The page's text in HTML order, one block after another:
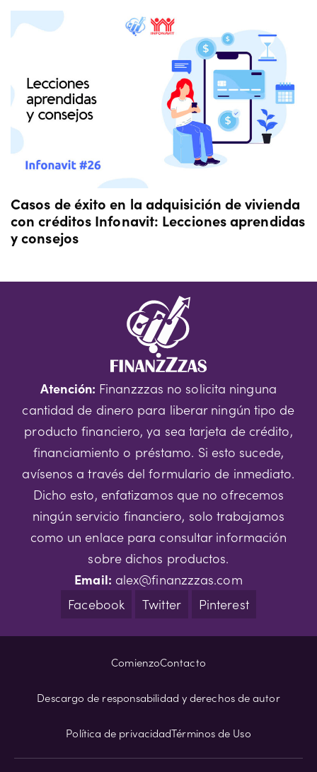
Casos de éxito en la adquisición de vivienda
con créditos Infonavit: Lecciones aprendidas
y consejos
Atención: Finanzzzas no solicita ninguna
cantidad de dinero para liberar ningún tipo de
producto financiero, ya sea tarjeta de crédito,
financiamiento o préstamo. Si esto sucede,
avísenos a través del formulario de inmediato.
Dicho esto, enfatizamos que no ofrecemos
ningún servicio financiero, solo trabajamos
como un enlace para consultar información
sobre dichos productos.
Email: alex@finanzzzas.com
Facebook
Twitter Pinterest
ComienzoContacto
Descargo de responsabilidad y derechos de autor
Política de privacidadTérminos de Uso